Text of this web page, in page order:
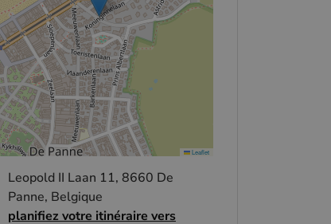
Leaflet
Leopold II Laan 11, 8660 De
Panne, Belgique
planifiez votre itinéraire vers